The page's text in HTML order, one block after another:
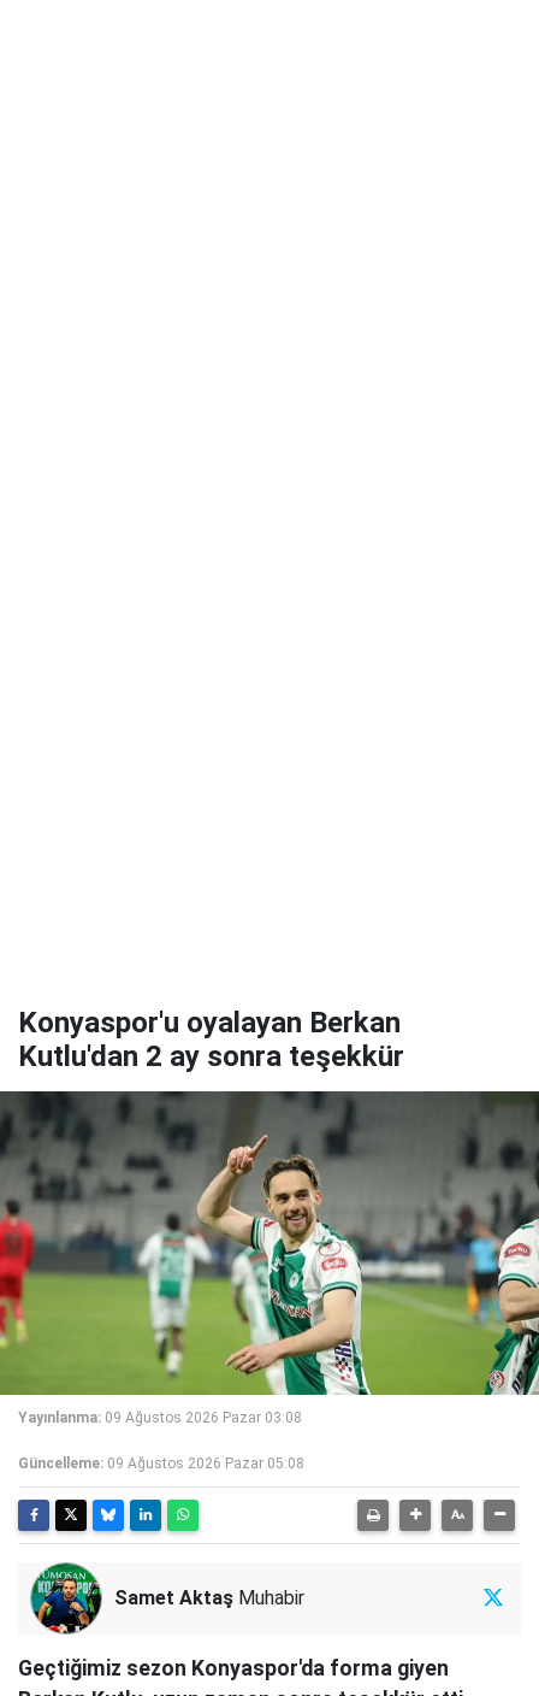
Konyaspor'u oyalayan Berkan
Kutlu'dan 2 ay sonra teşekkür
Yayınlanma: 09 Ağustos 2026 Pazar 03:08
Güncelleme: 09 Ağustos 2026 Pazar 05:08
Samet Aktaş Muhabir
Geçtiğimiz sezon Konyaspor'da forma giyen